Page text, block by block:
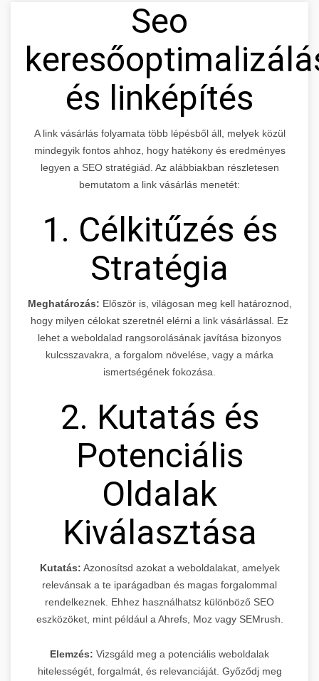
Seo
és linképítés
A link vásárlás folyamata több lépésből áll, melyek közül
mindegyik fontos ahhoz, hogy hatékony és eredményes
legyen a SEO stratégiád. Az alábbiakban részletesen
bemutatom a link vásárlás menetét:
1. Célkitűzés és
Stratégia
Meghatározás: Először is, világosan meg kell határoznod,
hogy milyen célokat szeretnél elérni a link vásárlással. Ez
lehet a weboldalad rangsorolásának javítása bizonyos
kulcsszavakra, a forgalom növelése, vagy a márka
ismertségének fokozása.
2. Kutatás és
Potenciális
Oldalak
Kiválasztása
Kutatás: Azonosítsd azokat a weboldalakat, amelyek
relevánsak a te iparágadban és magas forgalommal
rendelkeznek. Ehhez használhatsz különböző SEO
eszközöket, mint például a Ahrefs, Moz vagy SEMrush.
Elemzés: Vizsgáld meg a potenciális weboldalak
hitelességét, forgalmát, és relevanciáját. Győződj meg